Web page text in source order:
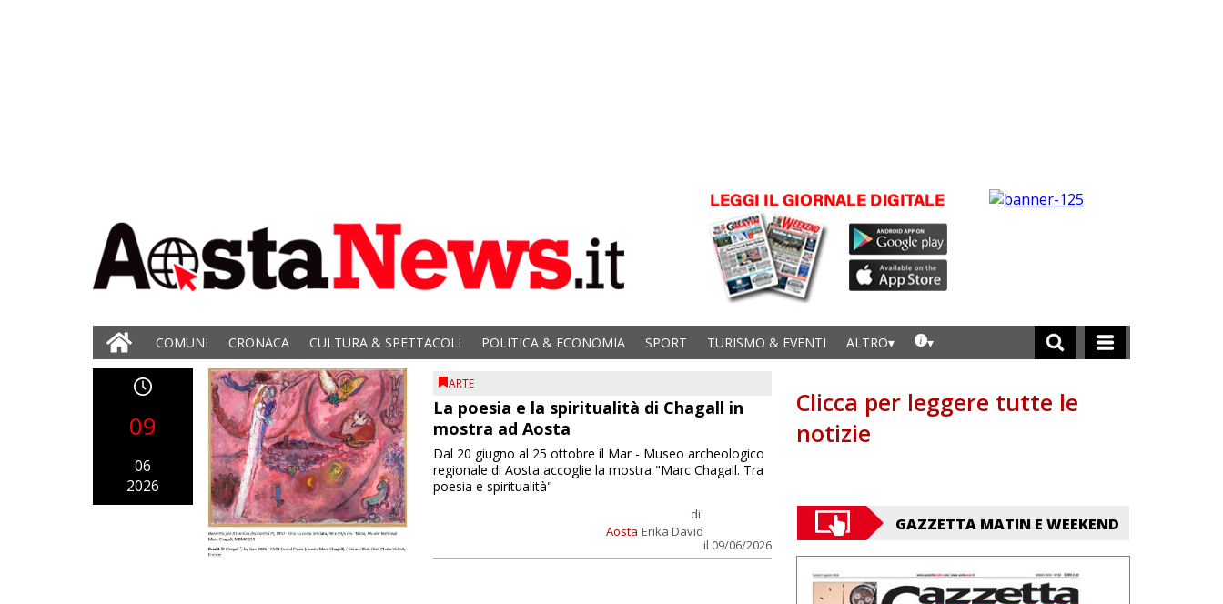
COMUNI CRONACA CULTURA & SPETTACOLI POLITICA & ECONOMIA SPORT TURISMO & EVENTI ALTRO
09
06
2026
ARTE
La poesia e la spiritualità di Chagall in
mostra ad Aosta
Aosta
di
Erika David
il 09/06/2026
Dal 20 giugno al 25 ottobre il Mar - Museo archeologico
regionale di Aosta accoglie la mostra "Marc Chagall. Tra
poesia e spiritualità"
Clicca per leggere tutte le
notizie
GAZZETTA MATIN E WEEKEND